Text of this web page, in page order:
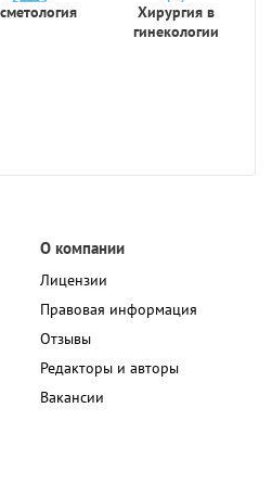
Хирургия в
гинекологии
О компании
Лицензии
Правовая информация
Отзывы
Редакторы и авторы
Вакансии